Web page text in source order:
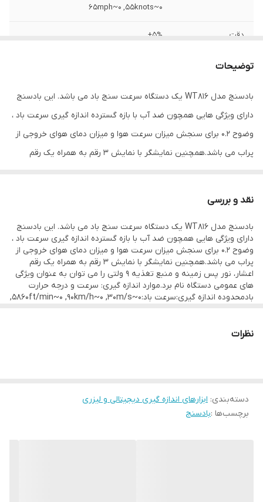
0~55knots‏,‏ 0~65mph
دقت ±5%
ویژگی‌های ابزار
سایر توضیحات
محدوده اندازه گیری سرعت باد: 30 متر بر ثانیه
قابلیت خواندن مقادیر ماکزیمم و میانگین
موارد اندازه گیری: سرعت و درجه حرارت باد
محدوده اندازه گیری دمای باد: 10-~45
توضیحات
بادسنج مدل WT816 یک دستگاه سرعت سنج باد می باشد‏.‏ این بادسنج
دارای ویژگی هایی همچون ضد آب با بازه گسترده اندازه گیری سرعت باد ،
وضوح 0.2 برای سنجش میزان سرعت هوا و میزان دمای هوای خروجی از
پراب می باشد‏.‏همچنین نمایشگر با نمایش 3 رقم به همراه یک رقم
0~55knots‏,‏ 0~65mph ‏(‏± 5%‏)‏ درجه حرارت هوا:‎-10~45º C‏,‏ 14~113º F ‏(‏±
2º C‏)‏‏وضوح :0.2º C‏,‏ 0.2m/sصفحه نمایش: LCDسنسور دمای:
NTCنشانگر شارژ باطری قابلیت خاموش شدن خودکار پس از 14 دقیقه
عدم استفاده قابلیت خواندن داده های آماری مینیمم، ماکسیمم و
میانگین دارای نور پس زمینه جهت خوانش مقادیر در محیط های کم نور
نقد و بررسی
بادسنج مدل WT816 یک دستگاه سرعت سنج باد می باشد‏.‏ این بادسنج
دارای ویژگی هایی همچون ضد آب با بازه گسترده اندازه گیری سرعت باد ،
وضوح 0.2 برای سنجش میزان سرعت هوا و میزان دمای هوای خروجی از
پراب می باشد‏.‏همچنین نمایشگر با نمایش 3 رقم به همراه یک رقم
اعشار، نور پس زمینه و منبع تغذیه 9 ولتی را می توان به عنوان ویژگی
های عمومی دستگاه نام برد‏.‏موارد اندازه گیری‏:‏ سرعت و درجه حرارت
بادمحدوده اندازه گیری‏:‏سرعت باد‏:‏0~30m/s‏,‏ 0~90km/h‏,‏ 0~5860ft/min‏,‏
نظرات
دسته‌بندی: ابزارهای اندازه گیری دیجیتالی و لیزری
برچسب‌ها :بادسنج